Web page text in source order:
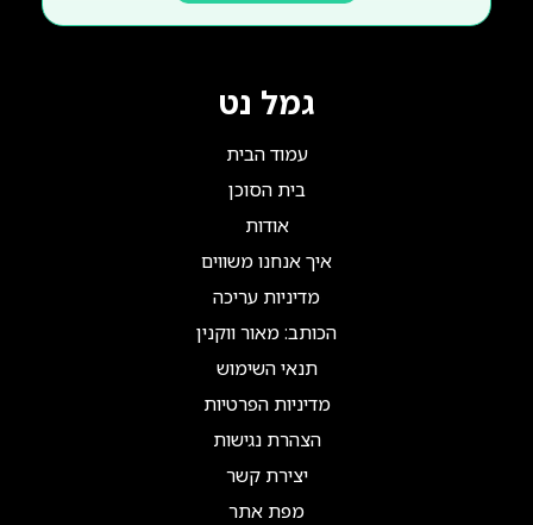
גמל נט
עמוד הבית
בית הסוכן
אודות
איך אנחנו משווים
מדיניות עריכה
הכותב: מאור ווקנין
תנאי השימוש
מדיניות הפרטיות
הצהרת נגישות
יצירת קשר
מפת אתר